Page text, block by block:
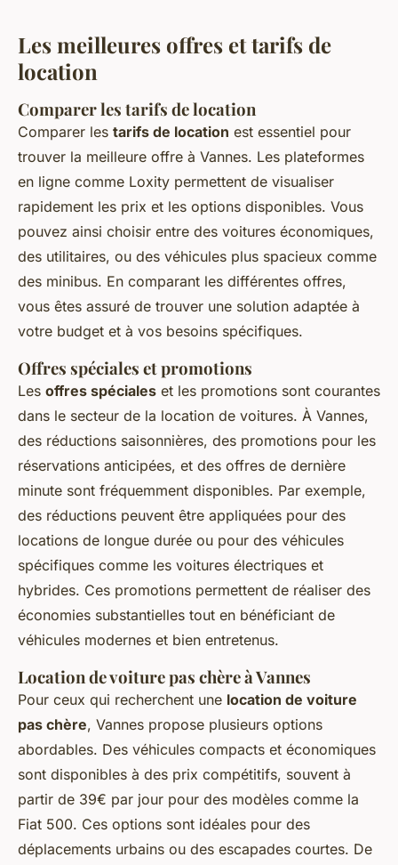
Les meilleures offres et tarifs de
location
Comparer les tarifs de location
Comparer les tarifs de location est essentiel pour
trouver la meilleure offre à Vannes. Les plateformes
en ligne comme Loxity permettent de visualiser
rapidement les prix et les options disponibles. Vous
pouvez ainsi choisir entre des voitures économiques,
des utilitaires, ou des véhicules plus spacieux comme
des minibus. En comparant les différentes offres,
vous êtes assuré de trouver une solution adaptée à
votre budget et à vos besoins spécifiques.
Offres spéciales et promotions
Les offres spéciales et les promotions sont courantes
dans le secteur de la location de voitures. À Vannes,
des réductions saisonnières, des promotions pour les
réservations anticipées, et des offres de dernière
minute sont fréquemment disponibles. Par exemple,
des réductions peuvent être appliquées pour des
locations de longue durée ou pour des véhicules
spécifiques comme les voitures électriques et
hybrides. Ces promotions permettent de réaliser des
économies substantielles tout en bénéficiant de
véhicules modernes et bien entretenus.
Location de voiture pas chère à Vannes
Pour ceux qui recherchent une location de voiture
pas chère, Vannes propose plusieurs options
abordables. Des véhicules compacts et économiques
sont disponibles à des prix compétitifs, souvent à
partir de 39€ par jour pour des modèles comme la
Fiat 500. Ces options sont idéales pour des
déplacements urbains ou des escapades courtes. De